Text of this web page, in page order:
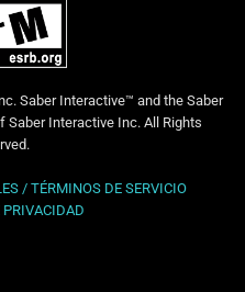
Saber Interactive™ and the Saber
Saber Interactive Inc. All Rights
/ TÉRMINOS DE SERVICIO